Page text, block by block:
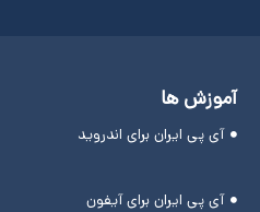
آموزش ها
آی پی ایران برای اندروید
آی پی ایران برای آیفون